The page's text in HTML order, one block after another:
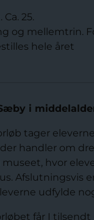
25.
og mellemtrin.
hele året
i
tager
handler om
museet, hvor
Afslutningsvis
udfylde
får I